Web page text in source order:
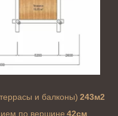
и балконы) 243м2
по вершине 42см